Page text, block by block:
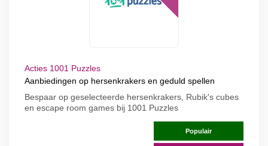
Acties 1001 Puzzles
Aanbiedingen op hersenkrakers en geduld spellen
Bespaar op geselecteerde hersenkrakers, Rubik's cubes
en escape room games bij 1001 Puzzles
Populair